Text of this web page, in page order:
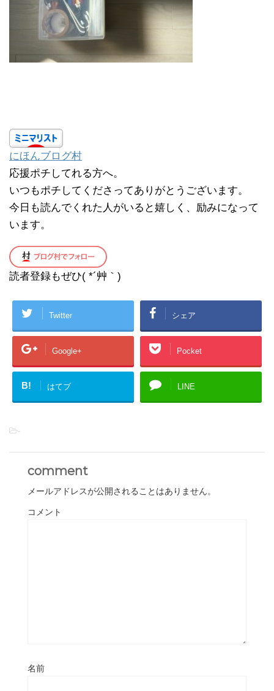
にほんブログ村
応援ポチしてれる方へ。
いつもポチしてくださってありがとうございます。
今日も読んでくれた人がいると嬉しく、励みになって
います。
読者登録もぜひ( *´艸｀)
Twitter シェア
Google+ Pocket
B! はてブ LINE
-
comment
メールアドレスが公開されることはありません。
コメント
名前